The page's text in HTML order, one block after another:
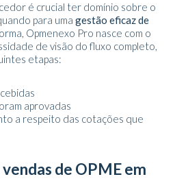
é crucial ter domínio sobre o
para uma gestão eficaz de
Opmenexo Pro nasce com o
de visão do fluxo completo,
etapas:
aprovadas
a respeito das cotações que
vendas de OPMEem